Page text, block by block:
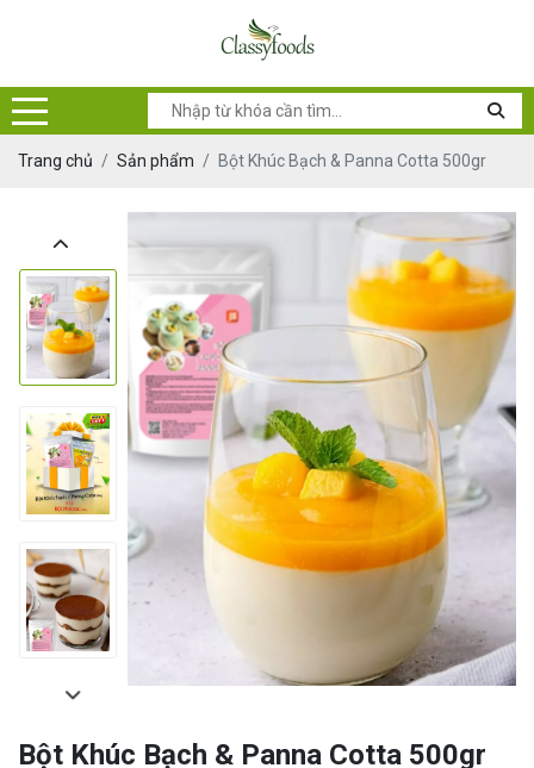
Trang chủ Sản phẩm Bột Khúc Bạch & Panna Cotta 500gr
Bột Khúc Bạch & Panna Cotta 500gr